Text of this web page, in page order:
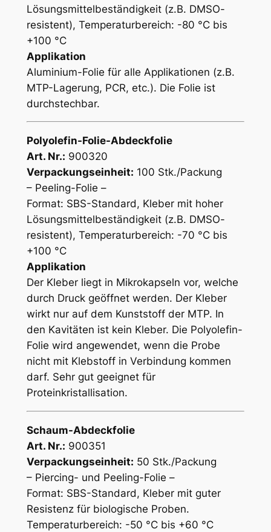
Lösungsmittelbeständigkeit (z.B. DMSO-
resistent), Temperaturbereich: -80 °C bis
+100 °C
Applikation
Aluminium-Folie für alle Applikationen (z.B.
MTP-Lagerung, PCR, etc.). Die Folie ist
durchstechbar.
Polyolefin-Folie-Abdeckfolie
Art. Nr.: 900320
Verpackungseinheit: 100 Stk./Packung
– Peeling-Folie –
Format: SBS-Standard, Kleber mit hoher
Lösungsmittelbeständigkeit (z.B. DMSO-
resistent), Temperaturbereich: -70 °C bis
+100 °C
Applikation
Der Kleber liegt in Mikrokapseln vor, welche
durch Druck geöffnet werden. Der Kleber
wirkt nur auf dem Kunststoff der MTP. In
den Kavitäten ist kein Kleber. Die Polyolefin-
Folie wird angewendet, wenn die Probe
nicht mit Klebstoff in Verbindung kommen
darf. Sehr gut geeignet für
Proteinkristallisation.
Schaum-Abdeckfolie
Art. Nr.: 900351
Verpackungseinheit: 50 Stk./Packung
– Piercing- und Peeling-Folie –
Format: SBS-Standard, Kleber mit guter
Resistenz für biologische Proben.
Temperaturbereich: -50 °C bis +60 °C